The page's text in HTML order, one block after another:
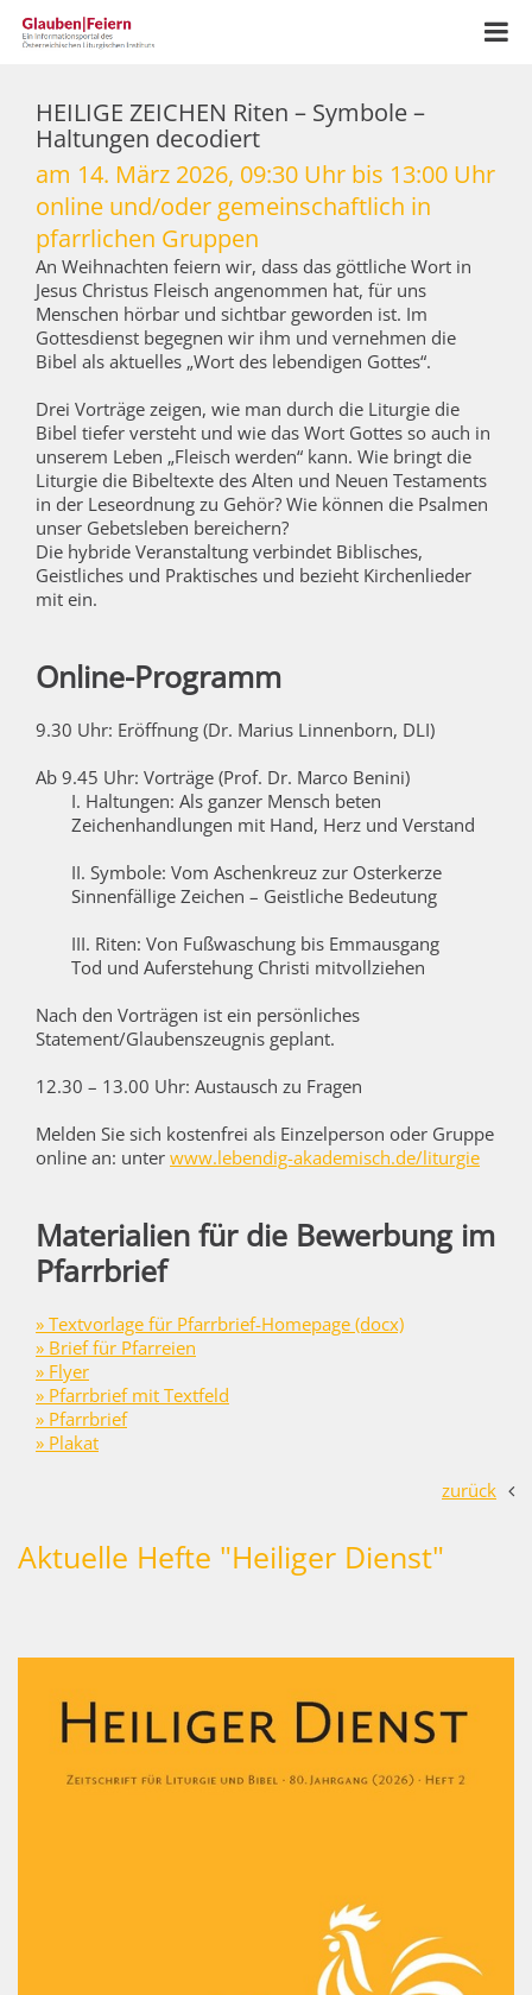
HEILIGE ZEICHEN Riten – Symbole –
Haltungen decodiert
am 14. März 2026, 09:30 Uhr bis 13:00 Uhr
online und/oder gemeinschaftlich in
pfarrlichen Gruppen
An Weihnachten feiern wir, dass das göttliche Wort in
Jesus Christus Fleisch angenommen hat, für uns
Menschen hörbar und sichtbar geworden ist. Im
Gottesdienst begegnen wir ihm und vernehmen die
Bibel als aktuelles „Wort des lebendigen Gottes“.
Drei Vorträge zeigen, wie man durch die Liturgie die
Bibel tiefer versteht und wie das Wort Gottes so auch in
unserem Leben „Fleisch werden“ kann. Wie bringt die
Liturgie die Bibeltexte des Alten und Neuen Testaments
in der Leseordnung zu Gehör? Wie können die Psalmen
unser Gebetsleben bereichern?
Die hybride Veranstaltung verbindet Biblisches,
Geistliches und Praktisches und bezieht Kirchenlieder
mit ein.
Online-Programm
9.30 Uhr: Eröffnung (Dr. Marius Linnenborn, DLI)
Ab 9.45 Uhr: Vorträge (Prof. Dr. Marco Benini)
I. Haltungen: Als ganzer Mensch beten
Zeichenhandlungen mit Hand, Herz und Verstand
II. Symbole: Vom Aschenkreuz zur Osterkerze
Sinnenfällige Zeichen – Geistliche Bedeutung
III. Riten: Von Fußwaschung bis Emmausgang
Tod und Auferstehung Christi mitvollziehen
Nach den Vorträgen ist ein persönliches
Statement/Glaubenszeugnis geplant.
12.30 – 13.00 Uhr: Austausch zu Fragen
Melden Sie sich kostenfrei als Einzelperson oder Gruppe
online an: unter www.lebendig-akademisch.de/liturgie
Materialien für die Bewerbung im
Pfarrbrief
» Textvorlage für Pfarrbrief-Homepage (docx)
» Brief für Pfarreien
» Flyer
» Pfarrbrief mit Textfeld
» Pfarrbrief
» Plakat
zurück
Aktuelle Hefte "Heiliger Dienst"